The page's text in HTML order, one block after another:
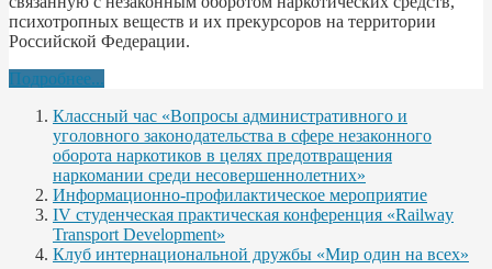
психотропных веществ и их прекурсоров на территории
Российской Федерации.
Подробнее...
Классный час «Вопросы административного и
уголовного законодательства в сфере незаконного
оборота наркотиков в целях предотвращения
наркомании среди несовершеннолетних»
Информационно-профилактическое мероприятие
IV студенческая практическая конференция «Railway
Transport Development»
Клуб интернациональной дружбы «Мир один на всех»